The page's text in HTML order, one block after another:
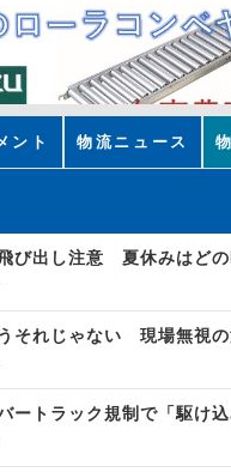
ント 物流ニュース
び出し注意 夏休みはどの